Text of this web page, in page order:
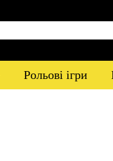
Рольові ігри